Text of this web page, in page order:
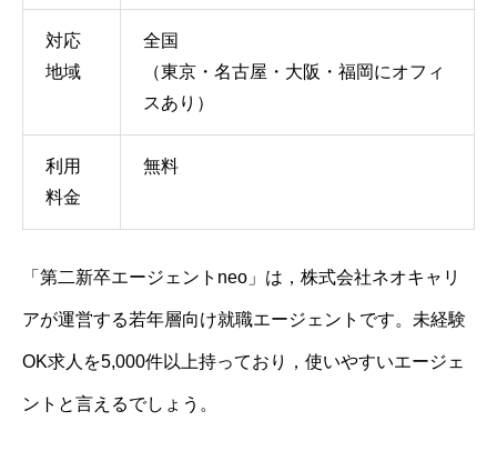
対応
地域
全国
（東京・名古屋・大阪・福岡にオフィ
スあり）
利用
料金
無料
「第二新卒エージェントneo」は，株式会社ネオキャリ
アが運営する若年層向け就職エージェントです。未経験
OK求人を5,000件以上持っており，使いやすいエージェ
ントと言えるでしょう。